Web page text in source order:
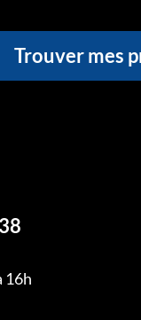
Trouver mes
16h